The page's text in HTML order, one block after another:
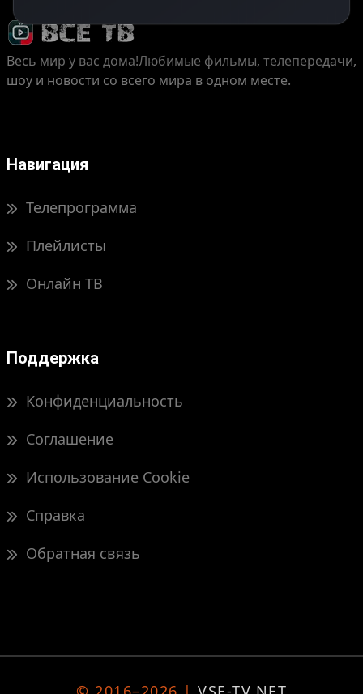
Весь мир у вас дома!Любимые фильмы, телепередачи,
шоу и новости со всего мира в одном месте.
Навигация
Телепрограмма
Плейлисты
Онлайн ТВ
Поддержка
Конфиденциальность
Соглашение
Использование Cookie
Справка
Обратная связь